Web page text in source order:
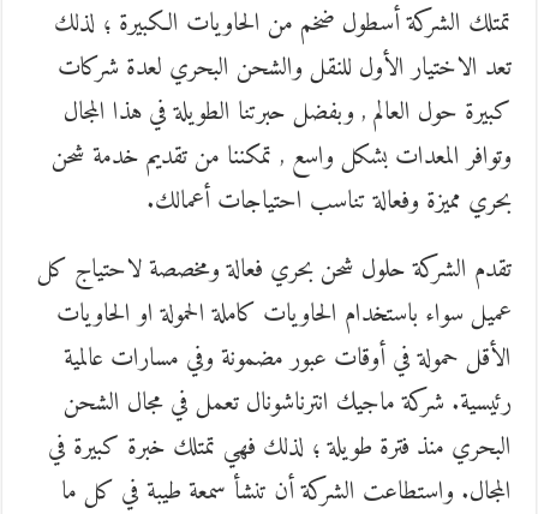
تمتلك الشركة أسطول ضخم من الحاويات الكبيرة ؛ لذلك
تعد الاختيار الأول للنقل والشحن البحري لعدة شركات
كبيرة حول العالم , وبفضل حبرتنا الطويلة في هذا المجال
وتوافر المعدات بشكل واسع , تمكننا من تقديم خدمة شحن
بحري مميزة وفعالة تناسب احتياجات أعمالك.
تقدم الشركة حلول شحن بحري فعالة ومخصصة لاحتياج كل
عميل سواء باستخدام الحاويات كاملة الحمولة او الحاويات
الأقل حمولة في أوقات عبور مضمونة وفي مسارات عالمية
رئيسية. شركة ماجيك انترناشونال تعمل في مجال الشحن
البحري منذ فترة طويلة ؛ لذلك فهي تمتلك خبرة كبيرة في
المجال. واستطاعت الشركة أن تنشأ سمعة طيبة في كل ما